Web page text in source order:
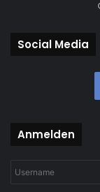
Social Media
Anmelden